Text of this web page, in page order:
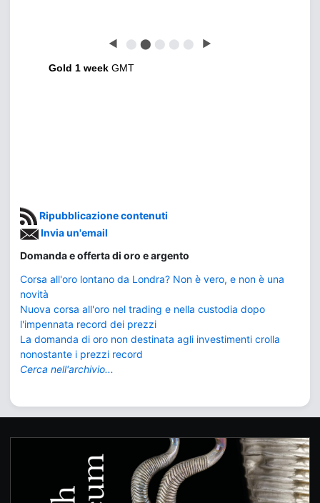
◀ ⬤ ⬤ ⬤ ⬤ ⬤ ▶
Gold 1 week GMT
Ripubblicazione contenuti
Invia un'email
Domanda e offerta di oro e argento
Corsa all'oro lontano da Londra? Non è vero, e non è una
novità
Nuova corsa all'oro nel trading e nella custodia dopo
l'impennata record dei prezzi
La domanda di oro non destinata agli investimenti crolla
nonostante i prezzi record
Cerca nell'archivio...